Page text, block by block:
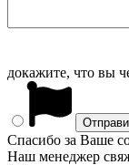
докажите, что вы
Спасибо за Ваше
Наш менеджер